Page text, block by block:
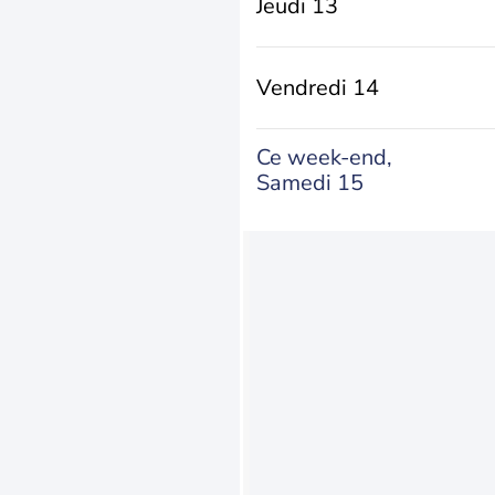
Jeudi 13
Vendredi 14
Ce week-end,
Samedi 15